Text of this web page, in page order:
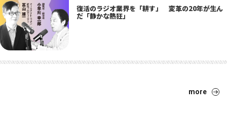
復活のラジオ業界を「耕す」 変革の20年が生ん
だ「静かな熱狂」
more